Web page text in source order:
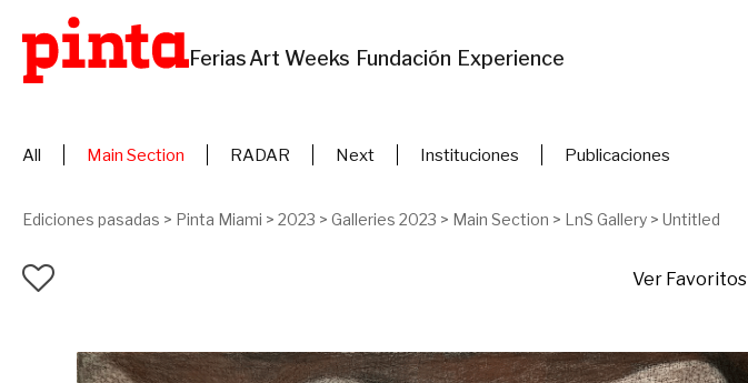
FeriasArt Weeks Fundación Experience
All Main Section RADAR Next Instituciones Publicaciones
Ediciones pasadas > Pinta Miami > 2023 > Galleries 2023 > Main Section > LnS Gallery > Untitled
Ver Favoritos